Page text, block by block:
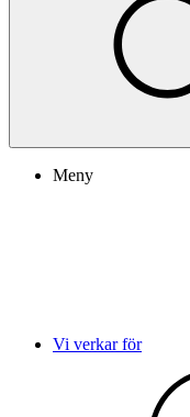
Meny
Vi verkar för